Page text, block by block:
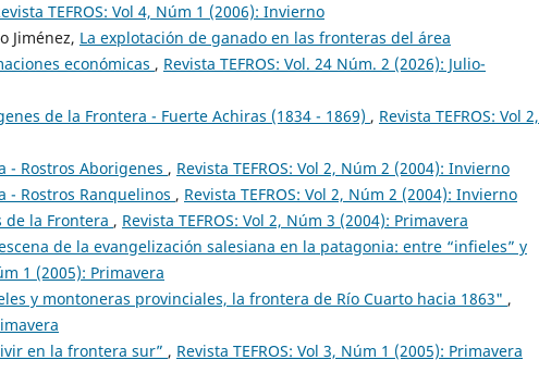
TEFROS: Vol 4, Núm 1 (2006): Invierno
Jiménez, La explotación de ganado en las fronteras del área
económicas , Revista TEFROS: Vol. 24 Núm. 2 (2026): Julio-
de la Frontera - Fuerte Achiras (1834 - 1869) , Revista TEFROS: Vol 2,
- Rostros Aborigenes , Revista TEFROS: Vol 2, Núm 2 (2004): Invierno
- Rostros Ranquelinos , Revista TEFROS: Vol 2, Núm 2 (2004): Invierno
la Frontera , Revista TEFROS: Vol 2, Núm 3 (2004): Primavera
de la evangelización salesiana en la patagonia: entre “infieles” y
1 (2005): Primavera
y montoneras provinciales, la frontera de Río Cuarto hacia 1863" ,
en la frontera sur” , Revista TEFROS: Vol 3, Núm 1 (2005): Primavera